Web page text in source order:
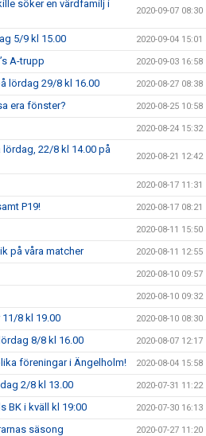
söker en värdfamilj i
2020-09-07 08:30
5/9 kl 15.00 2020-09-04 15:01
A-trupp 2020-09-03 16:58
lördag 29/8 kl 16.00 2020-08-27 08:38
era fönster? 2020-08-25 10:58
2020-08-24 15:32
22/8 kl 14.00 på
2020-08-21 12:42
2020-08-17 11:31
P19! 2020-08-17 08:21
2020-08-11 15:50
på våra matcher 2020-08-11 12:55
2020-08-10 09:57
2020-08-10 09:32
8 kl 19.00 2020-08-10 08:30
8/8 kl 16.00 2020-08-07 12:17
föreningar i Ängelholm! 2020-08-04 15:58
2/8 kl 13.00 2020-07-31 11:22
BK i kväll kl 19:00 2020-07-30 16:13
säsong 2020-07-27 11:20